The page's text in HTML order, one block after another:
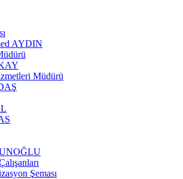
AYDIN
Müdürü
Şeması